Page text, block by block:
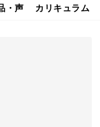
・声 カリキュラム